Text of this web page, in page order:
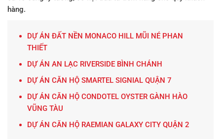
hàng.
DỰ ÁN ĐẤT NỀN MONACO HILL MŨI NÉ PHAN
THIẾT
DỰ ÁN AN LẠC RIVERSIDE BÌNH CHÁNH
DỰ ÁN CĂN HỘ SMARTEL SIGNIAL QUẬN 7
DỰ ÁN CĂN HỘ CONDOTEL OYSTER GÀNH HÀO
VŨNG TÀU
DỰ ÁN CĂN HỘ RAEMIAN GALAXY CITY QUẬN 2